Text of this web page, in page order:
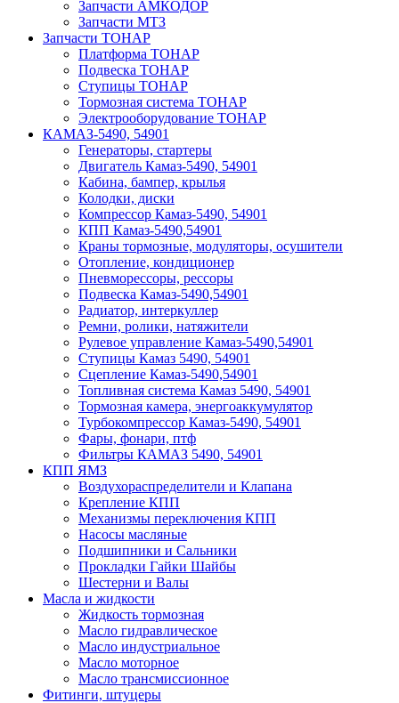
Запчасти АМКОДОР
Запчасти МТЗ
Запчасти ТОНАР
Платформа ТОНАР
Подвеска ТОНАР
Ступицы ТОНАР
Тормозная система ТОНАР
Электрооборудование ТОНАР
КАМАЗ-5490, 54901
Генераторы, стартеры
Двигатель Камаз-5490, 54901
Кабина, бампер, крылья
Колодки, диски
Компрессор Камаз-5490, 54901
КПП Камаз-5490,54901
Краны тормозные, модуляторы, осушители
Отопление, кондиционер
Пневморессоры, рессоры
Подвеска Камаз-5490,54901
Радиатор, интеркуллер
Ремни, ролики, натяжители
Рулевое управление Камаз-5490,54901
Ступицы Камаз 5490, 54901
Сцепление Камаз-5490,54901
Топливная система Камаз 5490, 54901
Тормозная камера, энергоаккумулятор
Турбокомпрессор Камаз-5490, 54901
Фары, фонари, птф
Фильтры КАМАЗ 5490, 54901
КПП ЯМЗ
Воздухораспределители и Клапана
Крепление КПП
Механизмы переключения КПП
Насосы масляные
Подшипники и Сальники
Прокладки Гайки Шайбы
Шестерни и Валы
Масла и жидкости
Жидкость тормозная
Масло гидравлическое
Масло индустриальное
Масло моторное
Масло трансмиссионное
Фитинги, штуцеры